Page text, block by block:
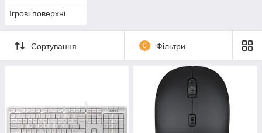
Ігрові поверхні
Сортування 0 Фільтри